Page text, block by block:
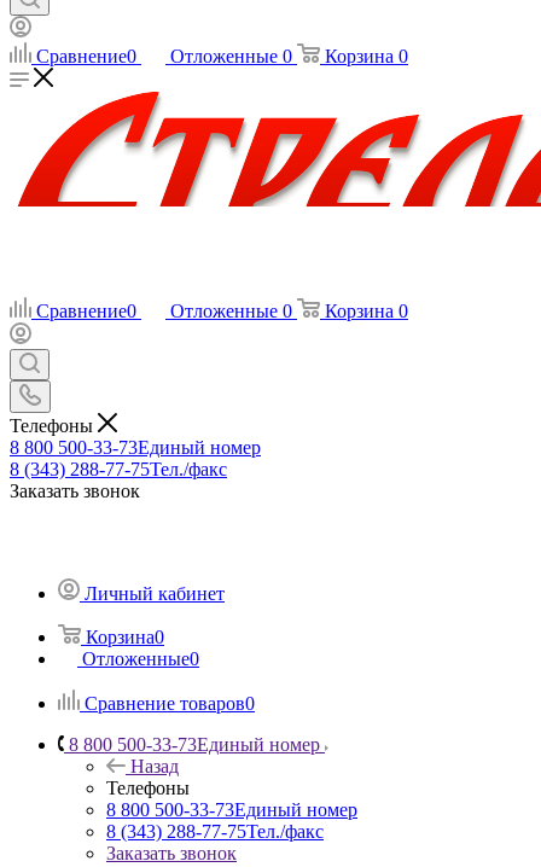
Сравнение0 Отложенные 0 Корзина 0
Сравнение0 Отложенные 0 Корзина 0
Телефоны
8 800 500-33-73Единый номер
8 (343) 288-77-75Тел./факс
Заказать звонок
Личный кабинет
Корзина0
Отложенные0
Сравнение товаров0
8 800 500-33-73Единый номер
Назад
Телефоны
8 800 500-33-73Единый номер
8 (343) 288-77-75Тел./факс
Заказать звонок